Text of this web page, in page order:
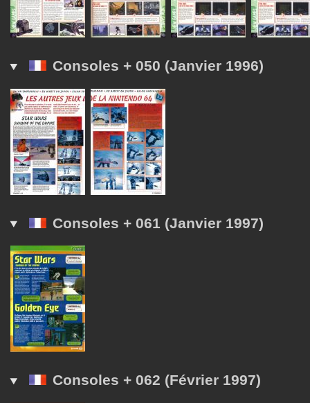
Consoles + 050 (Janvier 1996)
Consoles + 061 (Janvier 1997)
Consoles + 062 (Février 1997)